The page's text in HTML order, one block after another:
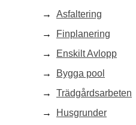
Asfaltering
Finplanering
Enskilt Avlopp
Bygga pool
Trädgårdsarbeten
Husgrunder